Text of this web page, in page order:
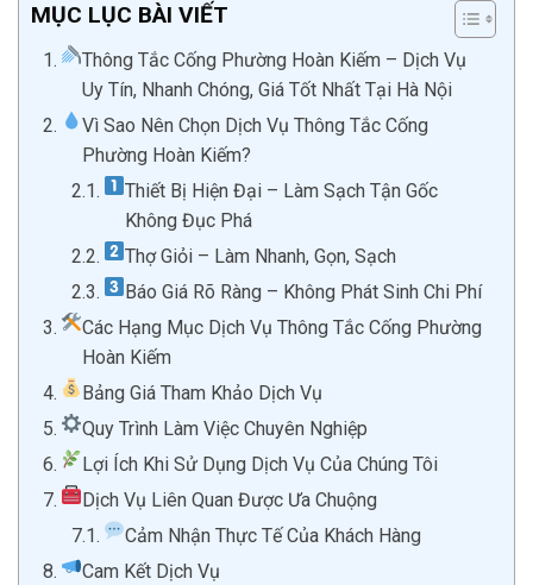
MỤC LỤC BÀI VIẾT
Thông Tắc Cống Phường Hoàn Kiếm – Dịch Vụ
Uy Tín, Nhanh Chóng, Giá Tốt Nhất Tại Hà Nội
Vì Sao Nên Chọn Dịch Vụ Thông Tắc Cống
Phường Hoàn Kiếm?
Thiết Bị Hiện Đại – Làm Sạch Tận Gốc
Không Đục Phá
Thợ Giỏi – Làm Nhanh, Gọn, Sạch
Báo Giá Rõ Ràng – Không Phát Sinh Chi Phí
Các Hạng Mục Dịch Vụ Thông Tắc Cống Phường
Hoàn Kiếm
Bảng Giá Tham Khảo Dịch Vụ
Quy Trình Làm Việc Chuyên Nghiệp
Lợi Ích Khi Sử Dụng Dịch Vụ Của Chúng Tôi
Dịch Vụ Liên Quan Được Ưa Chuộng
Cảm Nhận Thực Tế Của Khách Hàng
Cam Kết Dịch Vụ